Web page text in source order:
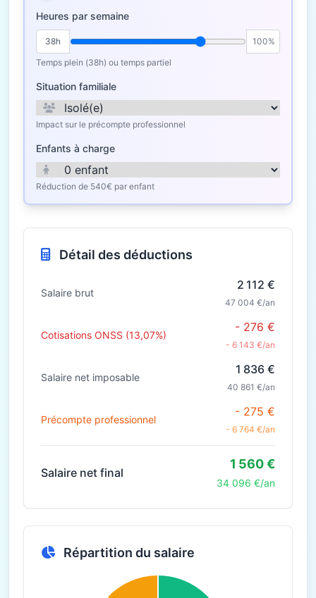
Heures par semaine
38h
100%
Temps plein (38h) ou temps partiel
Situation familiale
Impact sur le précompte professionnel
Enfants à charge
Réduction de 540€ par enfant
Détail des déductions
Salaire brut
2 112 €
47 004 €/an
Cotisations ONSS (13,07%)
- 276 €
- 6 143 €/an
Salaire net imposable
1 836 €
40 861 €/an
Précompte professionnel
- 275 €
- 6 764 €/an
Salaire net final
1 560 €
34 096 €/an
Répartition du salaire